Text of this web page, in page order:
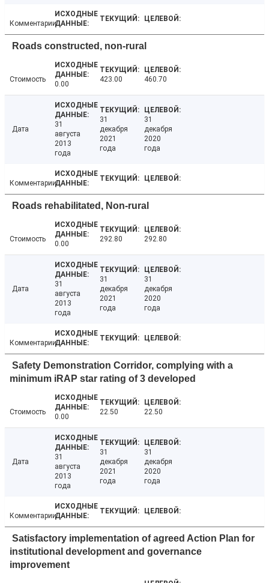
Комментарии
Roads constructed, non-rural
Стоимость
0.00
423.00 460.70
Дата
31
августа
2013
года
31
декабря
2021
года
31
декабря
2020
года
Комментарии
Roads rehabilitated, Non-rural
Стоимость
0.00
292.80 292.80
Дата
31
августа
2013
года
31
декабря
2021
года
31
декабря
2020
года
Комментарии
Safety Demonstration Corridor, complying with a
minimum iRAP star rating of 3 developed
Стоимость
0.00
22.50 22.50
Дата
31
августа
2013
года
31
декабря
2021
года
31
декабря
2020
года
Комментарии
Satisfactory implementation of agreed Action Plan for
institutional development and governance
improvement